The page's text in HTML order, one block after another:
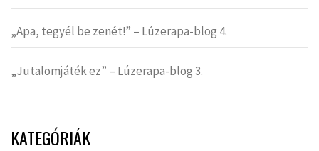
„Apa, tegyél be zenét!” – Lúzerapa-blog 4.
„Jutalomjáték ez” – Lúzerapa-blog 3.
KATEGÓRIÁK